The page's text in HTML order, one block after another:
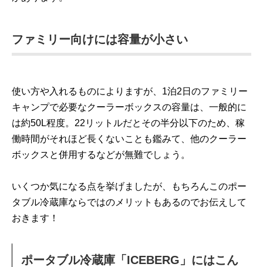
ファミリー向けには容量が小さい
使い方や入れるものによりますが、1泊2日のファミリー
キャンプで必要なクーラーボックスの容量は、一般的に
は約50L程度。22リットルだとその半分以下のため、稼
働時間がそれほど長くないことも鑑みて、他のクーラー
ボックスと併用するなどが無難でしょう。
いくつか気になる点を挙げましたが、もちろんこのポー
タブル冷蔵庫ならではのメリットもあるのでお伝えして
おきます！
ポータブル冷蔵庫「ICEBERG」にはこん